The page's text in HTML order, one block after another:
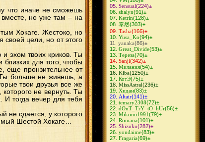
что иначе не сможешь
но уже там – на
Хокаге. Жестоко, но
своей цели, но от этого
эхом твоих криков. Ты
для того, чтобы
еще пронзительнее от
Ты больше не живешь, а
твои друзья все же
не вернуть. Ты
И тогда вечер для тебя
не сдается, у которого
Шестой Хокаге…
ДейИно(11)
МадаСаку(11)
СасуИно(10)
ХиданНии(10)
ИтаДей(10)
ОбиРин(9)
ГааХина(9)
СасоХина(9)
ЗецуДей(9)
ШиноКиба(8)
КибаШино(8)
КакуХидан(8)
СасуТен(8)
СасуНеджи
КакаСаку(8)
КанкуСаку(7)
КьюбиНару
КанкуТен(6)
АсуКуре(6)
СасуКарин(6)
НеджиНару(6)
СайНару(6)
ЛиСаку(5)
НеджиЦуна(5)
Sensual(224)±
shalyn(91)±
Ketrin(128)±
泰然(303)±
Tasha(166)±
Yusa_Ko(94)±
yanaka(86)±
Great_Divide(53)±
Тереза(70)±
Sanji(342)±
Милания(54)±
Kiba(1250)±
КотЭ(75)±
MissAstral(236)±
Хидан(83)±
Altair(141)±
temary2308(72)±
dOnT_TrY_tO_hUr(56)±
Mikomi1991(79)±
Romana(101)±
Shizuku(282)±
yondaime(83)±
Fragaria(69)±